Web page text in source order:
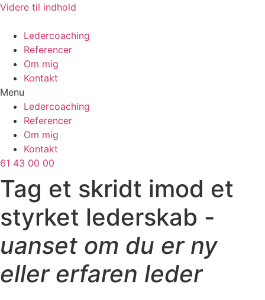
Videre til indhold
Ledercoaching
Referencer
Om mig
Kontakt
Menu
Ledercoaching
Referencer
Om mig
Kontakt
61 43 00 00
Tag et skridt imod et
styrket lederskab -
uanset om du er ny
eller erfaren leder